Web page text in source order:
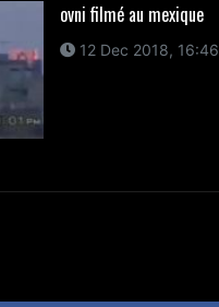
ovni filmé au mexique
12 Dec 2018, 16:46